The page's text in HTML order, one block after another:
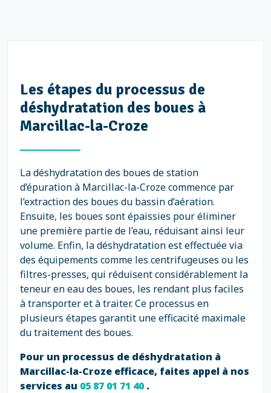
Les étapes du processus de
déshydratation des boues à
Marcillac-la-Croze
La déshydratation des boues de station
d’épuration à Marcillac-la-Croze commence par
l’extraction des boues du bassin d’aération.
Ensuite, les boues sont épaissies pour éliminer
une première partie de l’eau, réduisant ainsi leur
volume. Enfin, la déshydratation est effectuée via
des équipements comme les centrifugeuses ou les
filtres-presses, qui réduisent considérablement la
teneur en eau des boues, les rendant plus faciles
à transporter et à traiter. Ce processus en
plusieurs étapes garantit une efficacité maximale
du traitement des boues.
Pour un processus de déshydratation à
Marcillac-la-Croze efficace, faites appel à nos
services au 05 87 01 71 40.